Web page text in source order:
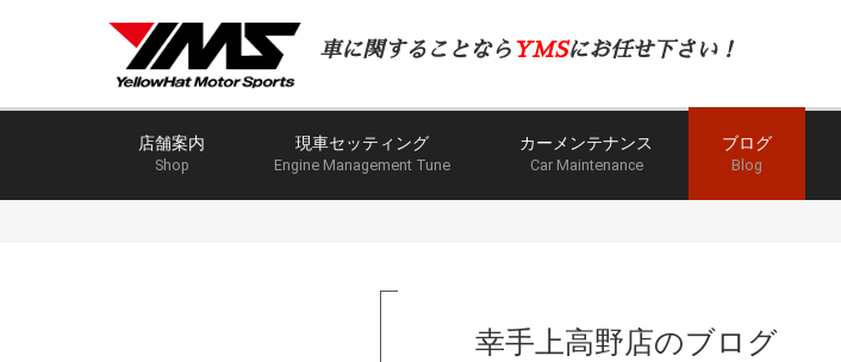
車に関することなら YMSにお任せ下さい！
店舗案内
Shop
現車セッティング
Engine Management Tune
カーメンテナンス
Car Maintenance
ブログ
Blog
幸手上高野店のブログ